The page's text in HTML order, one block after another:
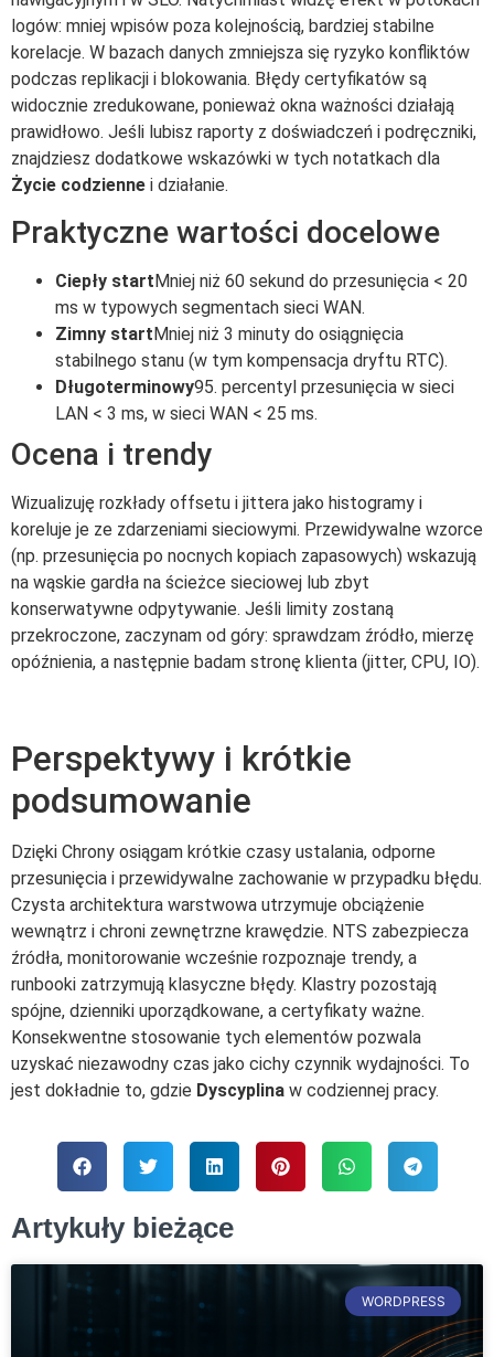
logów: mniej wpisów poza kolejnością, bardziej stabilne
korelacje. W bazach danych zmniejsza się ryzyko konfliktów
podczas replikacji i blokowania. Błędy certyfikatów są
widocznie zredukowane, ponieważ okna ważności działają
prawidłowo. Jeśli lubisz raporty z doświadczeń i podręczniki,
znajdziesz dodatkowe wskazówki w tych notatkach dla
Życie codzienne i działanie.
Praktyczne wartości docelowe
Ciepły startMniej niż 60 sekund do przesunięcia < 20
ms w typowych segmentach sieci WAN.
Zimny startMniej niż 3 minuty do osiągnięcia
stabilnego stanu (w tym kompensacja dryftu RTC).
Długoterminowy95. percentyl przesunięcia w sieci
LAN < 3 ms, w sieci WAN < 25 ms.
Ocena i trendy
Wizualizuję rozkłady offsetu i jittera jako histogramy i
koreluje je ze zdarzeniami sieciowymi. Przewidywalne wzorce
(np. przesunięcia po nocnych kopiach zapasowych) wskazują
na wąskie gardła na ścieżce sieciowej lub zbyt
konserwatywne odpytywanie. Jeśli limity zostaną
przekroczone, zaczynam od góry: sprawdzam źródło, mierzę
opóźnienia, a następnie badam stronę klienta (jitter, CPU, IO).
Perspektywy i krótkie
podsumowanie
Dzięki Chrony osiągam krótkie czasy ustalania, odporne
przesunięcia i przewidywalne zachowanie w przypadku błędu.
Czysta architektura warstwowa utrzymuje obciążenie
wewnątrz i chroni zewnętrzne krawędzie. NTS zabezpiecza
źródła, monitorowanie wcześnie rozpoznaje trendy, a
runbooki zatrzymują klasyczne błędy. Klastry pozostają
spójne, dzienniki uporządkowane, a certyfikaty ważne.
Konsekwentne stosowanie tych elementów pozwala
uzyskać niezawodny czas jako cichy czynnik wydajności. To
jest dokładnie to, gdzie Dyscyplina w codziennej pracy.
Artykuły bieżące
WORDPRESS